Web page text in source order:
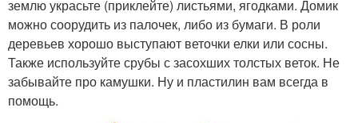
землю украсьте (приклейте) листьями, ягодками. Домик
можно соорудить из палочек, либо из бумаги. В роли
деревьев хорошо выступают веточки елки или сосны.
Также используйте срубы с засохших толстых веток. Не
забывайте про камушки. Ну и пластилин вам всегда в
помощь.